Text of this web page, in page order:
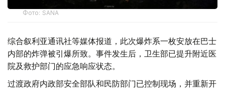
Фото: SANA
综合叙利亚通讯社等媒体报道，此次爆炸系一枚安放在巴士
内部的炸弹被引爆所致。事件发生后，卫生部已提升附近医
院及救护部门的应急响应状态。
过渡政府内政部安全部队和民防部门已控制现场，并重新开